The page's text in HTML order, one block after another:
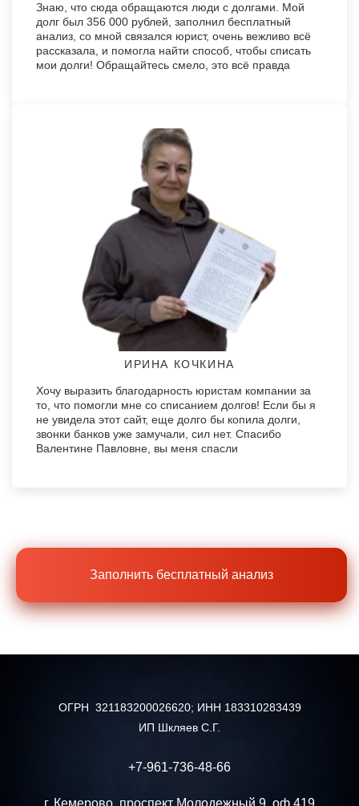
Знаю, что сюда обращаются люди с долгами. Мой
долг был 356 000 рублей, заполнил бесплатный
анализ, со мной связался юрист, очень вежливо всё
рассказала, и помогла найти способ, чтобы списать
мои долги! Обращайтесь смело, это всё правда
ИРИНА КОЧКИНА
Хочу выразить благодарность юристам компании за
то, что помогли мне со списанием долгов! Если бы я
не увидела этот сайт, еще долго бы копила долги,
звонки банков уже замучали, сил нет. Спасибо
Валентине Павловне, вы меня спасли
Заполнить бесплатный анализ
ОГРН 321183200026620; ИНН 183310283439
ИП Шкляев С.Г.
+7-961-736-48-66